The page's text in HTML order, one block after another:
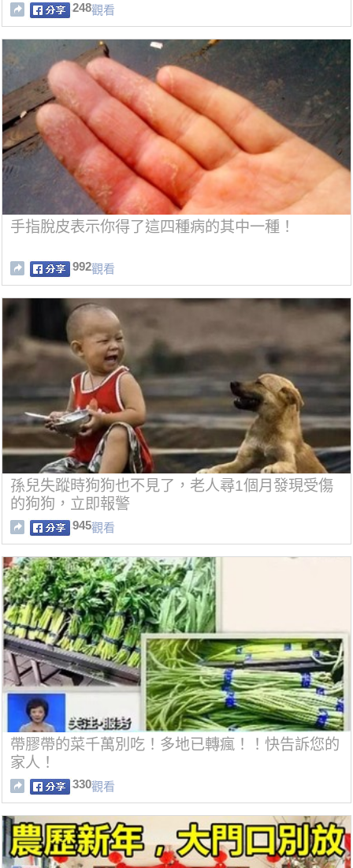
248觀看
手指脫皮表示你得了這四種病的其中一種！
992觀看
孫兒失蹤時狗狗也不見了，老人尋1個月發現受傷
的狗狗，立即報警
945觀看
帶膠帶的菜千萬別吃！多地已轉瘋！！快告訴您的
家人！
330觀看